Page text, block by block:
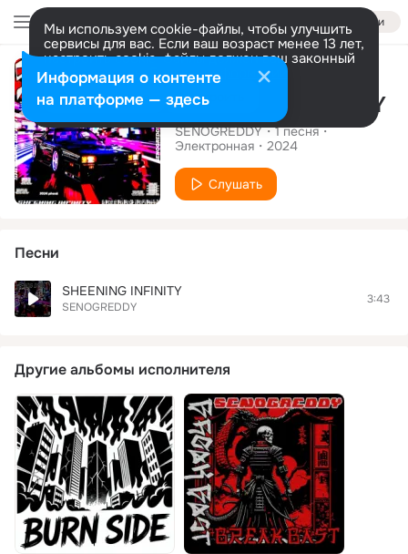
Войти
Мы используем cookie-файлы, чтобы улучшить
сервисы для вас. Если ваш возраст менее 13 лет,
настроить cookie-файлы должен ваш законный
представитель. Больше информации
Разрешить все Настроить
Сингл
SHEENING INFINITY
SENOGREDDY 1песня
Электронная
2024
Слушать
Песни
SHEENING INFINITY
SENOGREDDY
3:43
Другие альбомы исполнителя
Информация о контенте
на платформе — здесь